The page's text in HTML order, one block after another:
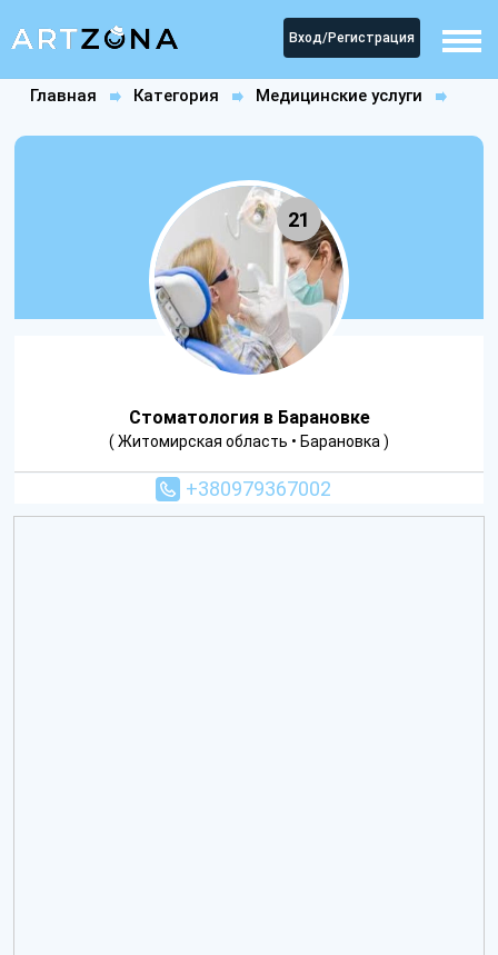
Вход/Регистрация
Главная Категория
Медицинские услуги
21
Стоматология в Барановке
( Житомирская область • Барановка )
+380979367002